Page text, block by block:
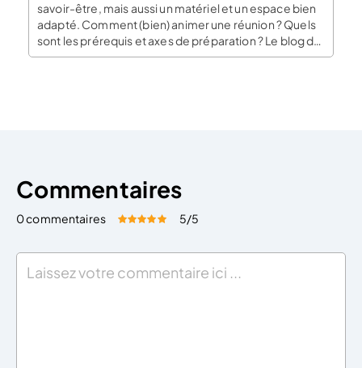
savoir-être, mais aussi un matériel et un espace bien
adapté. Comment (bien) animer une réunion ? Quels
sont les prérequis et axes de préparation ? Le blog du
dirigeant vous donne ses astuces. Fixer le cadre de
Commentaires
0 commentaires Évaluez cet article:
5/5